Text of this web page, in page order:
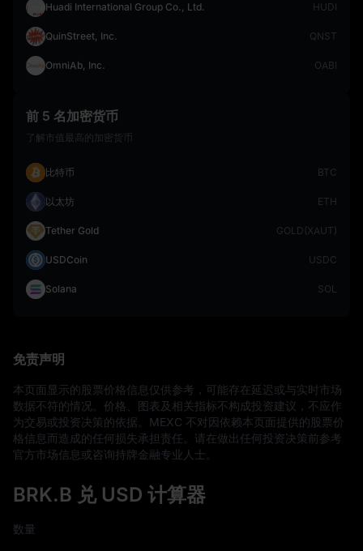
Huadi International Group Co., Ltd. HUDI
QuinStreet, Inc. QNST
OmniAb, Inc. OABI
前 5 名加密货币
了解市值最高的加密货币
比特币 BTC
以太坊 ETH
Tether Gold GOLD(XAUT)
USDCoin USDC
Solana SOL
免责声明
本页面显示的股票价格信息仅供参考，可能存在延迟或与实时市场
数据不符的情况。价格、图表及相关指标不构成投资建议，不应作
为交易或投资决策的依据。MEXC 不对因依赖本页面提供的股票价
格信息而造成的任何损失承担责任。请在做出任何投资决策前参考
官方市场信息或咨询持牌金融专业人士。
BRK.B 兑 USD 计算器
数量